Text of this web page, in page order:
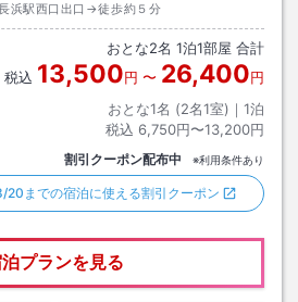
浜駅西口出口→徒歩約５分
おとな2名 1泊1部屋 合計
税込 13,500円 〜 26,400円
おとな1名 (2名1室)｜ 1泊
税込 6,750円〜13,200円
割引クーポン配布中 ※利用条件あり
20までの宿泊に使える割引クーポン
プランを見る